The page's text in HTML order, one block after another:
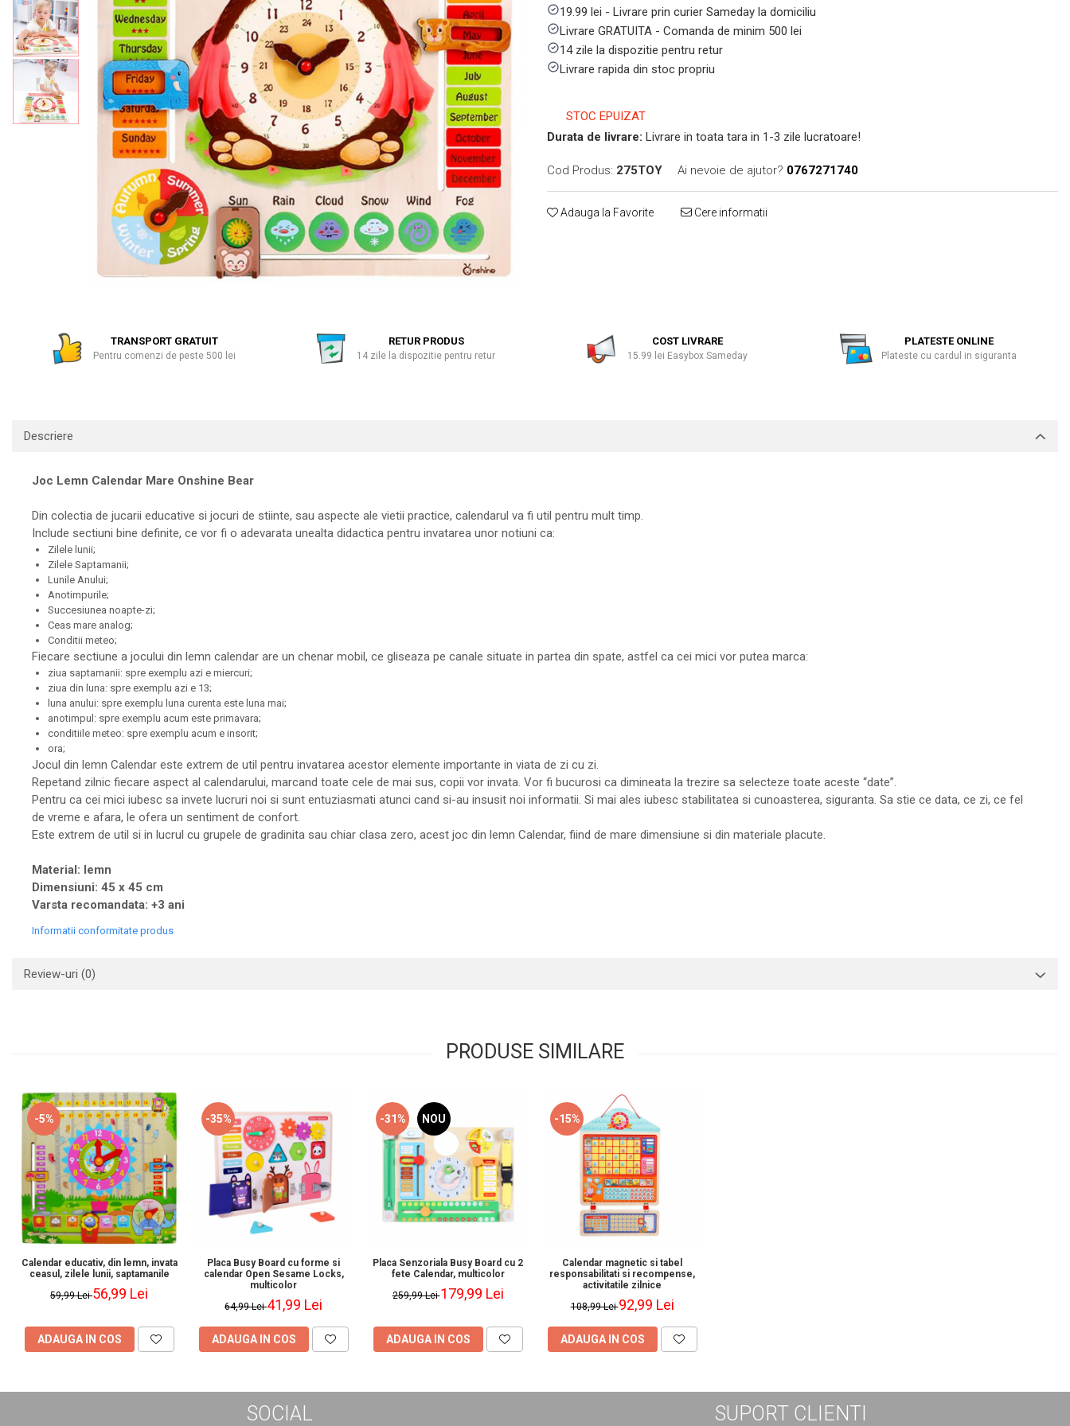
Tablite educative
19.99 lei - Livrare prin curier Sameday la domiciliu
Livrare GRATUITA - Comanda de minim 500 lei
14 zile la dispozitie pentru retur
Livrare rapida din stoc propriu
STOC EPUIZAT
Durata de livrare: Livrare in toata tara in 1-3 zile lucratoare!
Cod Produs: 275TOY Ai nevoie de ajutor? 0767271740
Adauga la Favorite Cere informatii
TRANSPORT GRATUIT
Pentru comenzi de peste 500 lei
RETUR PRODUS
14 zile la dispozitie pentru retur
COST LIVRARE
15.99 lei Easybox Sameday
PLATESTE ONLINE
Plateste cu cardul in siguranta
Descriere
Joc Lemn Calendar Mare Onshine Bear
Din colectia de jucarii educative si jocuri de stiinte, sau aspecte ale vietii practice, calendarul va fi util pentru mult timp.
Include sectiuni bine definite, ce vor fi o adevarata unealta didactica pentru invatarea unor notiuni ca:
Zilele lunii;
Zilele Saptamanii;
Lunile Anului;
Anotimpurile;
Succesiunea noapte-zi;
Ceas mare analog;
Conditii meteo;
Fiecare sectiune a jocului din lemn calendar are un chenar mobil, ce gliseaza pe canale situate in partea din spate, astfel ca cei mici vor putea marca:
ziua saptamanii: spre exemplu azi e miercuri;
ziua din luna: spre exemplu azi e 13;
luna anului: spre exemplu luna curenta este luna mai;
anotimpul: spre exemplu acum este primavara;
conditiile meteo: spre exemplu acum e insorit;
ora;
Jocul din lemn Calendar este extrem de util pentru invatarea acestor elemente importante in viata de zi cu zi.
Repetand zilnic fiecare aspect al calendarului, marcand toate cele de mai sus, copii vor invata. Vor fi bucurosi ca dimineata la trezire sa selecteze toate aceste “date”.
Pentru ca cei mici iubesc sa invete lucruri noi si sunt entuziasmati atunci cand si-au insusit noi informatii. Si mai ales iubesc stabilitatea si cunoasterea, siguranta. Sa stie ce data, ce zi, ce fel
de vreme e afara, le ofera un sentiment de confort.
Este extrem de util si in lucrul cu grupele de gradinita sau chiar clasa zero, acest joc din lemn Calendar, fiind de mare dimensiune si din materiale placute.
Material: lemn
Dimensiuni: 45 x 45 cm
Varsta recomandata: +3 ani
Informatii conformitate produs
Review-uri (0)
PRODUSE SIMILARE
-5%
Calendar educativ, din lemn, invata
ceasul, zilele lunii, saptamanile
59,99 Lei56,99 Lei
ADAUGA IN COS
-35%
Placa Busy Board cu forme si
calendar Open Sesame Locks,
multicolor
64,99 Lei41,99 Lei
ADAUGA IN COS
-31% NOU
Placa Senzoriala Busy Board cu 2
fete Calendar, multicolor
259,99 Lei179,99 Lei
ADAUGA IN COS
-15%
Calendar magnetic si tabel
responsabilitati si recompense,
activitatile zilnice
108,99 Lei92,99 Lei
ADAUGA IN COS
SOCIAL SUPORT CLIENTI